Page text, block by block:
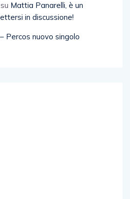
su Mattia Panarelli, è un
in discussione!
Percos nuovo singolo